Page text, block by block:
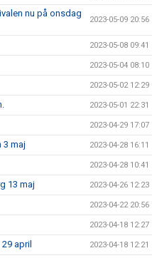
nu på onsdag
2023-05-09 20:56
2023-05-08 09:41
2023-05-04 08:10
2023-05-02 12:29
2023-05-01 22:31
2023-04-29 17:07
3 maj 2023-04-28 16:11
2023-04-28 10:41
13 maj 2023-04-26 12:23
2023-04-22 20:56
2023-04-18 12:27
april 2023-04-18 12:21